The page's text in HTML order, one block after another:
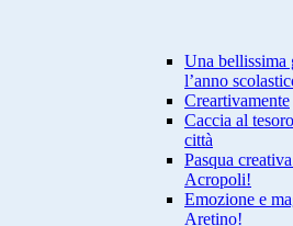
Una bellissima
l’anno
Creartivamente
Caccia al
città
Pasqua
Acropoli!
Emozione e
Aretino!